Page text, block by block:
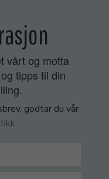
vårt og motta
tipps til din
godtar du vår